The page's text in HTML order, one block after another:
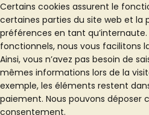
Certains cookies assurent le
certaines parties du site web et la
préférences en tant
fonctionnels, nous vous facilitons
Ainsi, vous n’avez pas besoin de
mêmes informations lors de la
exemple, les éléments restent
paiement. Nous pouvons déposer
consentement.